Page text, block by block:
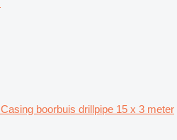
Casing boorbuis drillpipe 15 x 3 meter